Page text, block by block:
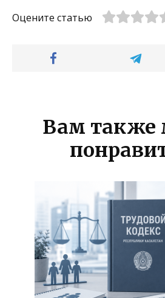
Оцените статью
Вам также